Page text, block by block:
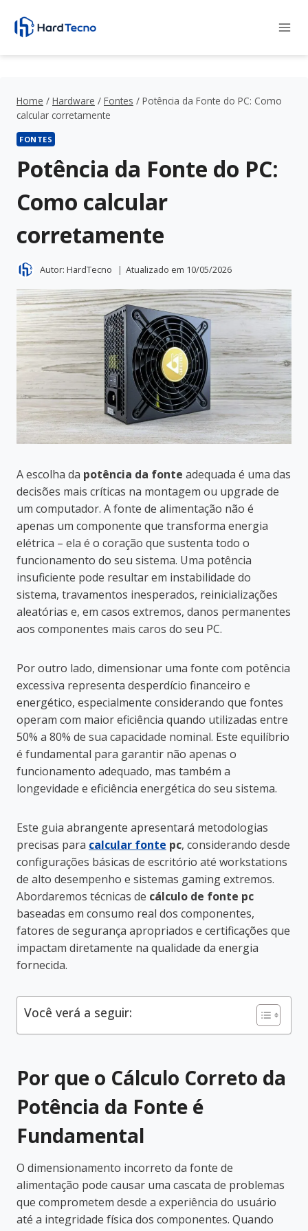
para
Conteúdo
Home / Hardware / Fontes / Potência da Fonte do PC: Como
calcular corretamente
FONTES
Potência da Fonte do PC:
Como calcular
corretamente
Autor: HardTecno Atualizado em 10/05/2026
A escolha da potência da fonte adequada é uma das
decisões mais críticas na montagem ou upgrade de
um computador. A fonte de alimentação não é
apenas um componente que transforma energia
elétrica – ela é o coração que sustenta todo o
funcionamento do seu sistema. Uma potência
insuficiente pode resultar em instabilidade do
sistema, travamentos inesperados, reinicializações
aleatórias e, em casos extremos, danos permanentes
aos componentes mais caros do seu PC.
Por outro lado, dimensionar uma fonte com potência
excessiva representa desperdício financeiro e
energético, especialmente considerando que fontes
operam com maior eficiência quando utilizadas entre
50% a 80% de sua capacidade nominal. Este equilíbrio
é fundamental para garantir não apenas o
funcionamento adequado, mas também a
longevidade e eficiência energética do seu sistema.
Este guia abrangente apresentará metodologias
precisas para calcular fonte pc, considerando desde
configurações básicas de escritório até workstations
de alto desempenho e sistemas gaming extremos.
Abordaremos técnicas de cálculo de fonte pc
baseadas em consumo real dos componentes,
fatores de segurança apropriados e certificações que
impactam diretamente na qualidade da energia
fornecida.
Você verá a seguir:
Por que o Cálculo Correto da
Potência da Fonte é
Fundamental
O dimensionamento incorreto da fonte de
alimentação pode causar uma cascata de problemas
que comprometem desde a experiência do usuário
até a integridade física dos componentes. Quando